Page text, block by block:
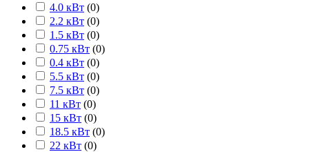
4.0 кВт (0)
2.2 кВт (0)
1.5 кВт (0)
0.75 кВт (0)
0.4 кВт (0)
5.5 кВт (0)
7.5 кВт (0)
11 кВт (0)
15 кВт (0)
18.5 кВт (0)
22 кВт (0)